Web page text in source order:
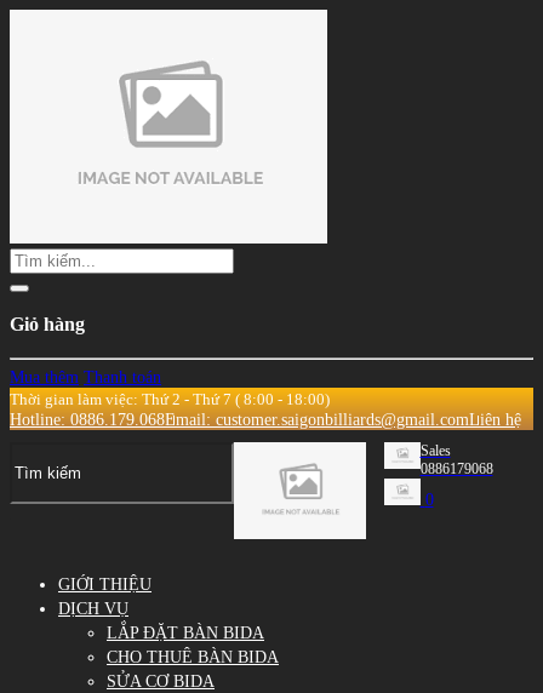
Giỏ hàng
Mua thêm Thanh toán
Thời gian làm việc: Thứ 2 - Thứ 7 ( 8:00 - 18:00)
Hotline: 0886.179.068Email: customer.saigonbilliards@gmail.comLiên hệ
Sales
0886179068
0
GIỚI THIỆU
DỊCH VỤ
LẮP ĐẶT BÀN BIDA
CHO THUÊ BÀN BIDA
SỬA CƠ BIDA